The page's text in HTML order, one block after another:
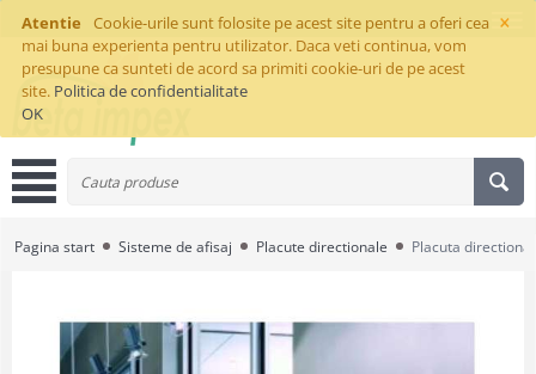
×
Atentie
Cookie-urile sunt folosite pe acest site pentru a oferi cea
mai buna experienta pentru utilizator. Daca veti continua, vom
presupune ca sunteti de acord sa primiti cookie-uri de pe acest
site. Politica de confidentialitate
OK
Pagina start Sisteme de afisaj Placute directionale Placuta